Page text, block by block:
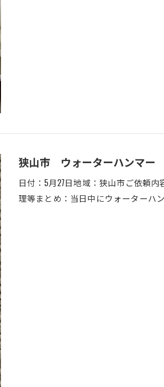
狭山市 ウォーターハンマー
日付：5月27日地域：狭山市ご依頼
理等まとめ：当日中にウォーターハ